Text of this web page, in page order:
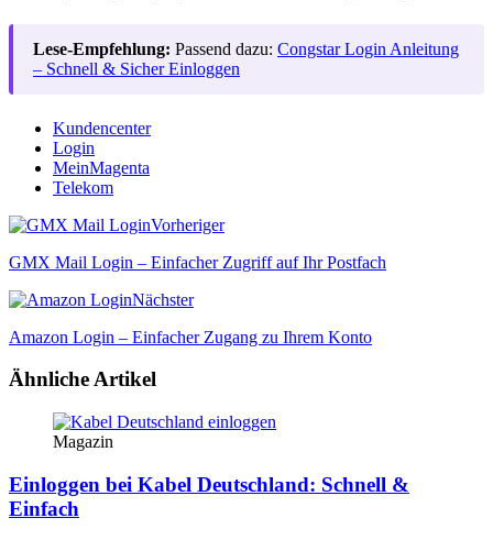
Lese-Empfehlung: Passend dazu: Congstar Login Anleitung
– Schnell & Sicher Einloggen
Kundencenter
Login
MeinMagenta
Telekom
Vorheriger
GMX Mail Login – Einfacher Zugriff auf Ihr Postfach
Nächster
Amazon Login – Einfacher Zugang zu Ihrem Konto
Ähnliche Artikel
Magazin
Einloggen bei Kabel Deutschland: Schnell &
Einfach